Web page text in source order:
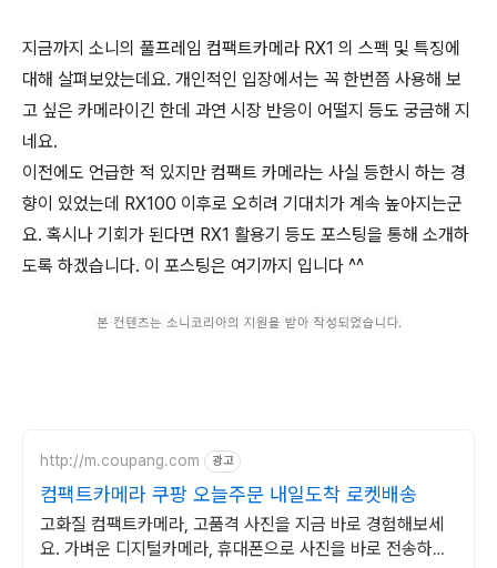
지금까지 소니의 풀프레임 컴팩트카메라 RX1 의 스펙 및 특징에
대해 살펴보았는데요. 개인적인 입장에서는 꼭 한번쯤 사용해 보
고 싶은 카메라이긴 한데 과연 시장 반응이 어떨지 등도 궁금해 지
네요.
이전에도 언급한 적 있지만 컴팩트 카메라는 사실 등한시 하는 경
향이 있었는데 RX100 이후로 오히려 기대치가 계속 높아지는군
요. 혹시나 기회가 된다면 RX1 활용기 등도 포스팅을 통해 소개하
도록 하겠습니다. 이 포스팅은 여기까지 입니다 ^^
http://m.coupang.com 광고
컴팩트카메라 쿠팡 오늘주문 내일도착 로켓배송
고화질 컴팩트카메라, 고품격 사진을 지금 바로 경험해보세
요. 가벼운 디지털카메라, 휴대폰으로 사진을 바로 전송하세